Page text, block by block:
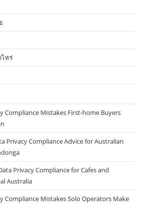
ไหร่
Compliance Mistakes First-home Buyers
Privacy Compliance Advice for Australian
Privacy Compliance for Cafes and
Australia
Compliance Mistakes Solo Operators Make